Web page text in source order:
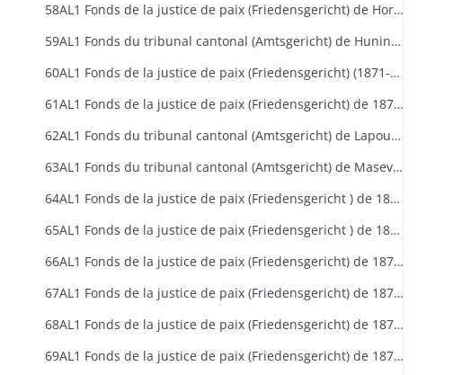
58AL1 Fonds de la justice de paix (Friedensgericht) de Horbourg (1871-1879)
59AL1 Fonds du tribunal cantonal (Amtsgericht) de Huningue (1879-1918)
60AL1 Fonds de la justice de paix (Friedensgericht) (1871-1879) puis tribunal cantonal (Amtsgericht) de Kaysersberg (1879-1918)
61AL1 Fonds de la justice de paix (Friedensgericht) de 1871 à 1879 puis du tribunal cantonal (Amtsgericht) de Landser-Sierentz (1879-1918)
62AL1 Fonds du tribunal cantonal (Amtsgericht) de Lapoutroie (1879-1918)
63AL1 Fonds du tribunal cantonal (Amtsgericht) de Masevaux (1879-1914)
64AL1 Fonds de la justice de paix (Friedensgericht ) de 1871 à 1879 puis du tribunal cantonal (Amtsgericht) de Mulhouse de 1879 à 1918
65AL1 Fonds de la justice de paix (Friedensgericht ) de 1871 à 1879 puis du tribunal cantonal (Amtsgericht) de Munster de 1879 à 1918
66AL1 Fonds de la justice de paix (Friedensgericht) de 1871 à 1879 puis du tribunal cantonal (Amtsgericht) de Neuf-Brisach (1879-1918)
67AL1 Fonds de la justice de paix (Friedensgericht) de 1871 à 1879 puis du tribunal cantonal (Amtsgericht) de Ribeauvillé de 1879 à 1918
68AL1 Fonds de la justice de paix (Friedensgericht) de 1871 à 1879 puis du tribunal cantonal (Amtsgericht) de Rouffach de 1879 à 1918
69AL1 Fonds de la justice de paix (Friedensgericht) de 1871 à 1879 puis du tribunal cantonal (Amtsgericht) de Saint-Amarin de 1879 à1914